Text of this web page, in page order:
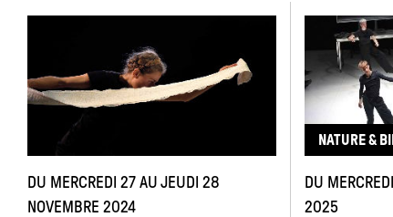
DU MERCREDI 27 AU JEUDI 28
NOVEMBRE 2024
NATURE &
DU
2025